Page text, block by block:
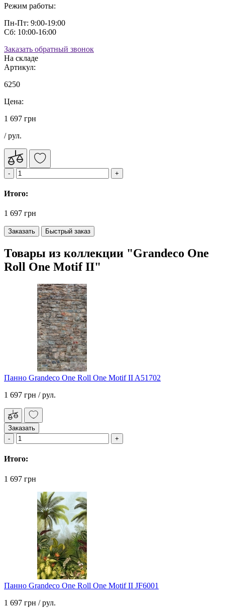
Режим работы:
Пн-Пт: 9:00-19:00
Сб: 10:00-16:00
Заказать обратный звонок
На складе
Артикул:
6250
Цена:
1 697 грн
/ рул.
Итого:
1 697 грн
Заказать Быстрый заказ
Товары из коллекции "Grandeco One
Roll One Motif II"
Панно Grandeco One Roll One Motif II A51702
1 697 грн / рул.
Заказать
Итого:
1 697 грн
Панно Grandeco One Roll One Motif II JF6001
1 697 грн / рул.